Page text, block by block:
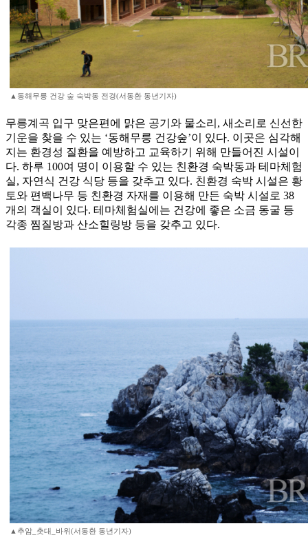
▲동해무릉 건강 숲 숙박동 전경(서동환 동년기자)
무릉계곡 입구 맞은편에 맑은 공기와 물소리, 새소리로 신선한
기운을 찾을 수 있는 ‘동해무릉 건강숲’이 있다. 이곳은 심각해
지는 환경성 질환을 예방하고 교육하기 위해 만들어진 시설이
다. 하루 100여 명이 이용할 수 있는 친환경 숙박동과 테마체험
실, 자연식 건강 식당 등을 갖추고 있다. 친환경 숙박 시설은 황
토와 편백나무 등 친환경 자재를 이용해 만든 숙박 시설로 38
개의 객실이 있다. 테마체험실에는 건강에 좋은 소금 동굴 등
각종 찜질방과 산소힐링방 등을 갖추고 있다.
▲추암_촛대_바위(서동환 동년기자)